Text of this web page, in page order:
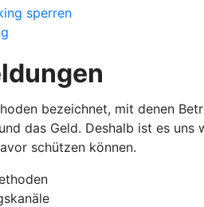
sperren
bezeichnet, mit denen
das Geld. Deshalb ist es
schützen können.